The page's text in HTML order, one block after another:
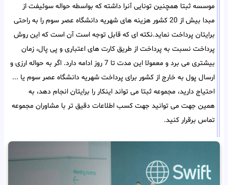
موسسه ثبتا همچنین تونایی آنرا داشته که بواسطه حواله سوئیفت از
مبدا بیش از 20 کشور هزینه های شهریه دانشگاه عصر سوم را به راحتی
برایتان پرداخت نماید.نکته ای که قابل توجه است آن است که این روش
پرداخت نسبت به پرداخت از طریق کارت های اعتباری و پی پال، زمان
بیشتری می برد و معمولا این مدت تا 7 روز ادامه دارد. اگر به حواله ارزی و
ارسال پول به خارج از کشور برای پرداخت شهریه دانشگاه عصر سوم یا ...
احتیاج دارید، مجموعه ثبتا می تواند اینکار را برایتان انجام دهد، به
همین جهت می توانید جهت کسب اطلاعات دقیق تر با مشاوران مجموعه
تماس برقرار کنید.